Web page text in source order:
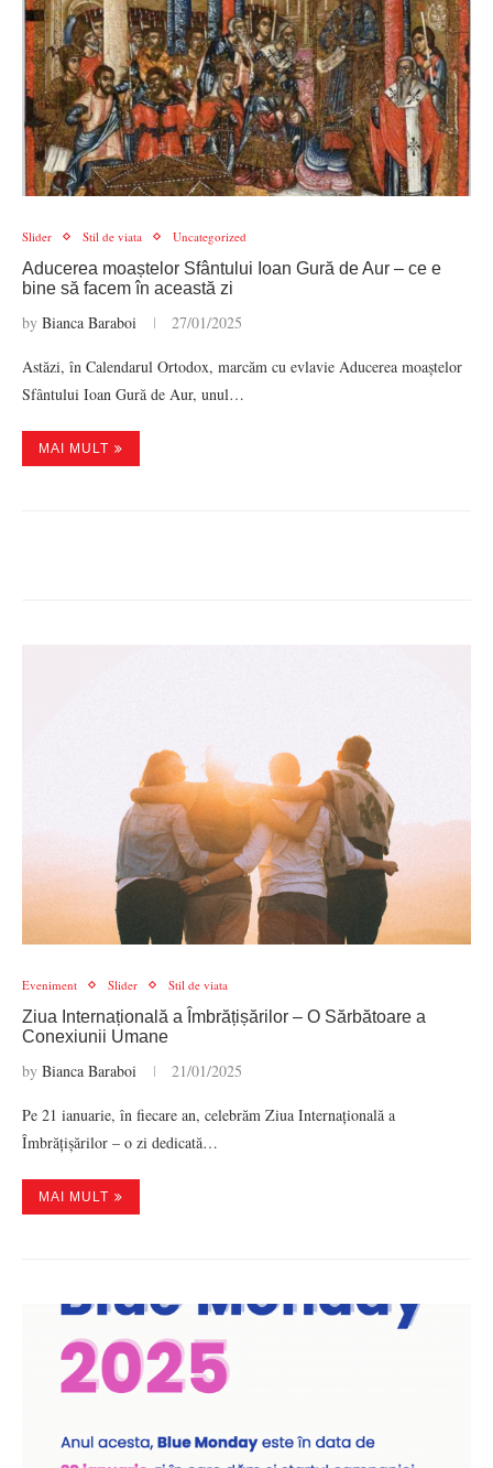
Slider Stil de viata Uncategorized
Aducerea moaștelor Sfântului Ioan Gură de Aur – ce e
bine să facem în această zi
by Bianca Baraboi 27/01/2025
Astăzi, în Calendarul Ortodox, marcăm cu evlavie Aducerea moaștelor
Sfântului Ioan Gură de Aur, unul…
MAI MULT
Eveniment Slider Stil de viata
Ziua Internațională a Îmbrățișărilor – O Sărbătoare a
Conexiunii Umane
by Bianca Baraboi 21/01/2025
Pe 21 ianuarie, în fiecare an, celebrăm Ziua Internațională a
Îmbrățișărilor – o zi dedicată…
MAI MULT